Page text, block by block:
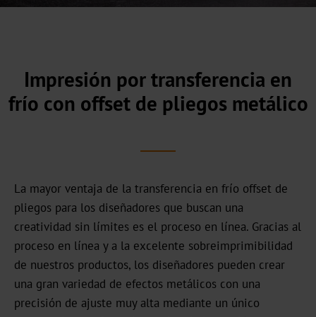
Sostenibilidad
Productos
sostenible
Cumplimiento
Reciclaje
Innovación
Carrera
Impresión por transferencia en
frío con offset de pliegos metálico
La mayor ventaja de la transferencia en frío offset de
pliegos para los diseñadores que buscan una
creatividad sin límites es el proceso en línea. Gracias al
proceso en línea y a la excelente sobreimprimibilidad
de nuestros productos, los diseñadores pueden crear
una gran variedad de efectos metálicos con una
precisión de ajuste muy alta mediante un único